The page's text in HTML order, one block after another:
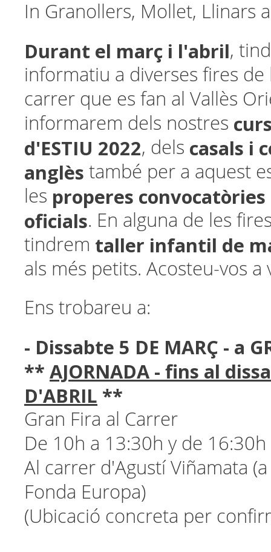
In Granollers, Mollet, Llinars
Durant el març i l'abril,
informatiu a diverses fires de
carrer que es fan al Vallès
informarem dels nostres
d'ESTIU 2022, dels casals i
anglès també per a aquest
les properes
oficials. En alguna de les
tindrem taller infantil de
als més petits. Acosteu-vos a
Ens trobareu a:
- Dissabte 5 DE MARÇ - a
** AJORNADA - fins al
D'ABRIL **
Gran Fira al Carrer
De 10h a 13:30h y de
Al carrer d'Agustí Viñamata
Fonda Europa)
(Ubicació concreta per